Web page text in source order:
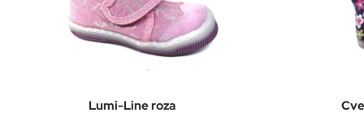
Lumi-Line roza